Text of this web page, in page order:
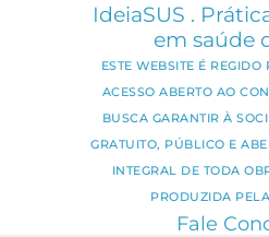
IdeiaSUS .
em saúde
ESTE WEBSITE É
ACESSO ABERTO AO
BUSCA GARANTIR À
GRATUITO, PÚBLICO E
INTEGRAL DE TODA
PRODUZIDA
Fale